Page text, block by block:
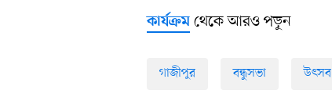
কার্যক্রম থেকে আরও পড়ুন
গাজীপুর বন্ধুসভা উৎসব